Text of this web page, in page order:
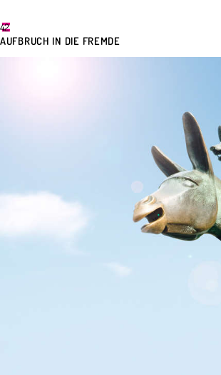
42
AUFBRUCH IN DIE FREMDE